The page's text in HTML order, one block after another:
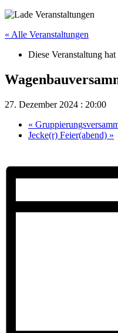
« Alle Veranstaltungen
Diese Veranstaltung
27. Dezember 2024 : 20:00
«
Jecke(r) Feier(abend) »